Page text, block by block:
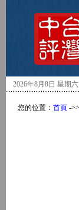
2026年8月8日 星期六
您的位置： 首頁 ->>